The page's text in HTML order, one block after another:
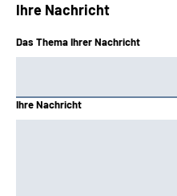
Ihre Nachricht
Das Thema Ihrer Nachricht
Ihre Nachricht